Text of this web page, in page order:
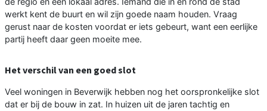
werkt kent de buurt en wil zijn goede naam houden. Vraag
gerust naar de kosten voordat er iets gebeurt, want een eerlijke
partij heeft daar geen moeite mee.
Het verschil van een goed slot
Veel woningen in Beverwijk hebben nog het oorspronkelijke slot
dat er bij de bouw in zat. In huizen uit de jaren tachtig en